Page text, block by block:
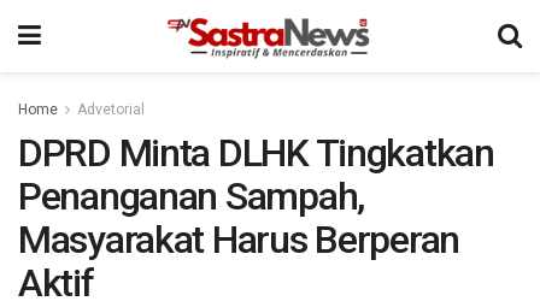
Home Advetorial
DPRD Minta DLHK Tingkatkan
Penanganan Sampah,
Masyarakat Harus Berperan
Aktif